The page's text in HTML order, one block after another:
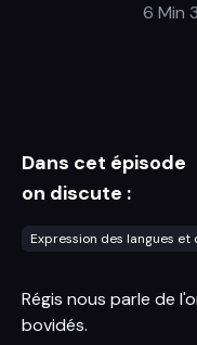
6 Min
Dans cet épisode
on discute :
Expression des langues
Régis nous parle de
bovidés.